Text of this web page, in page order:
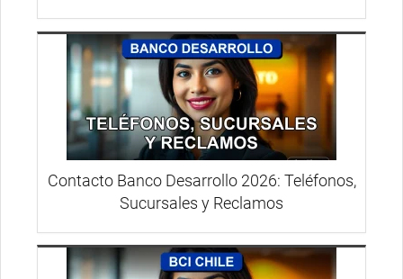
Contacto Banco Desarrollo 2026: Teléfonos,
Sucursales y Reclamos